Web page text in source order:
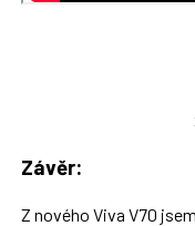
Závěr:
Z nového Viva V70